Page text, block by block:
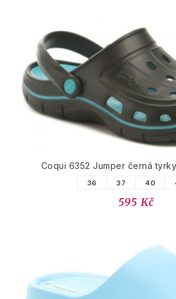
Coqui 6352 Jumper černá
36 37 40
595 Kč